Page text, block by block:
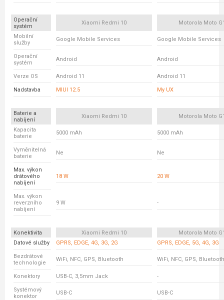
Operační
systém
Xiaomi Redmi 10 Motorola Moto
Mobilní
služby
Google Mobile Services Google Mobile Services
Operační
systém
Android Android
Verze OS Android 11 Android 11
Nadstavba MIUI 12.5 My UX
Baterie a
nabíjení
Xiaomi Redmi 10 Motorola Moto
Kapacita
baterie
5000 mAh 5000 mAh
Vyměnitelná
baterie
Ne Ne
Max. výkon
drátového
nabíjení
18 W 20 W
Max. výkon
reverzního
nabíjení
9 W -
Konektivita Xiaomi Redmi 10
Motorola Moto
Datové služby
GPRS, EDGE, 4G, 3G, 2G GPRS, EDGE, 5G, 4G, 3G
Bezdrátové
technologie
WiFi, NFC, GPS, Bluetooth WiFi, NFC, GPS, Bluetooth
Konektory USB-C, 3,5mm Jack -
Systémový
konektor
USB-C USB-C